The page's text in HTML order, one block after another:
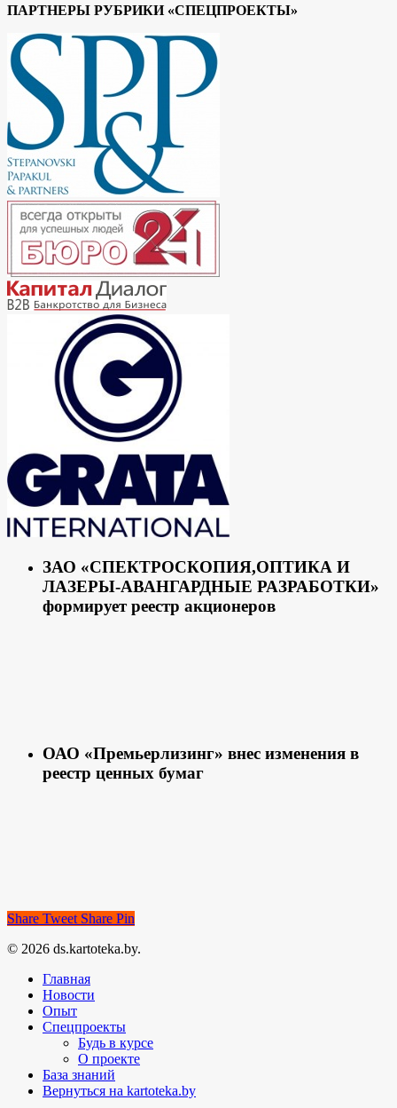
ПАРТНЕРЫ РУБРИКИ «СПЕЦПРОЕКТЫ»
ЗАО «СПЕКТРОСКОПИЯ,ОПТИКА И
ЛАЗЕРЫ-АВАНГАРДНЫЕ РАЗРАБОТКИ»
формирует реестр акционеров
ОАО «Премьерлизинг» внес изменения в
реестр ценных бумаг
Share Tweet Share Pin
© 2026 ds.kartoteka.by.
Главная
Новости
Опыт
Спецпроекты
Будь в курсе
О проекте
База знаний
Вернуться на kartoteka.by